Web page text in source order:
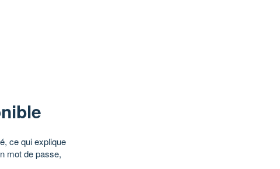
ce qui explique
mot de passe,